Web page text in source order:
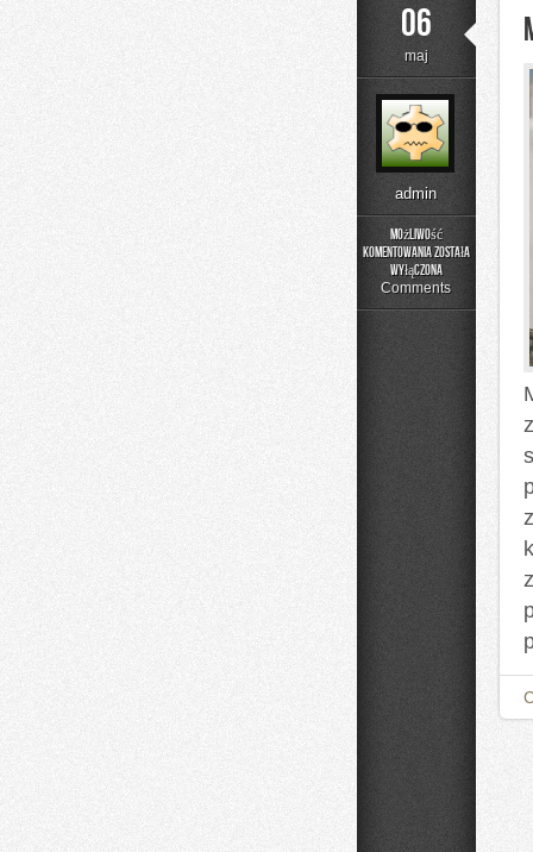
06
maj
admin
Możliwość
komentowania
Motoryzacja
została
wyłączona
Comments